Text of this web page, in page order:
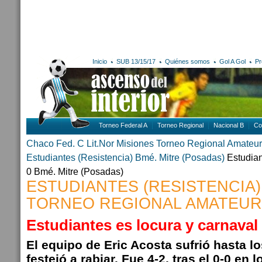
Inicio SUB 13/15/17 Quiénes somos Gol A Gol
Torneo Federal A Torneo Regional Nacional B
Chaco Fed. C Lit.Nor Misiones Torneo Regional Amateur
Estudiantes (Resistencia) Bmé. Mitre (Posadas)
0 Bmé. Mitre (Posadas)
ESTUDIANTES
TORNEO REGIONAL
Estudiantes es locura y
El equipo de Eric Acosta sufrió hasta
festejó a rabiar. Fue 4-2, tras el 0-0 en